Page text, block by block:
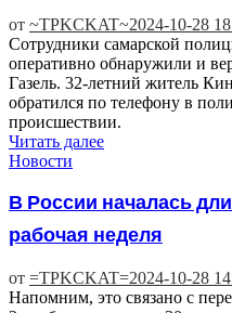
от ~TPKCKAT~2024-10-28
Сотрудники самарской
оперативно обнаружили и
Газель. 32-летний житель
обратился по телефону в
происшествии.
Читать далее
Новости
В России началась
рабочая неделя
от =TPKCKAT=2024-10-28
Напомним, это связано с